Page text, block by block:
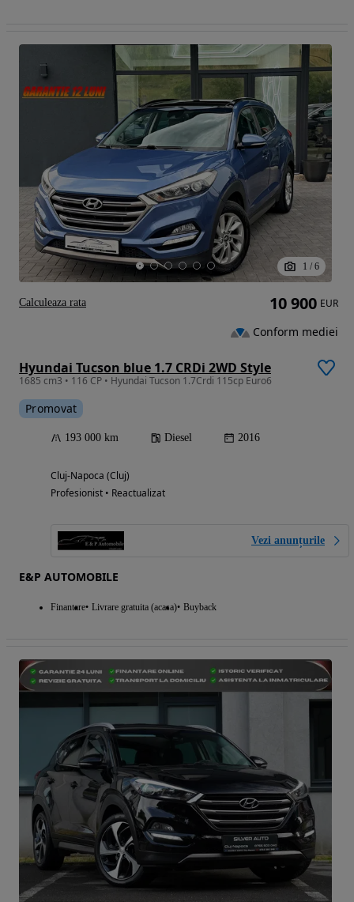
1 / 6
Hyundai Tucson blue 1.7 CRDi 2WD Style
1685 cm3 • 116 CP • Hyundai Tucson 1.7Crdi 115cp Euro6
Promovat
193 000 km Diesel 2016
Cluj-Napoca (Cluj)
Profesionist • Reactualizat
Vezi anunțurile
E&P AUTOMOBILE
Finantare Livrare gratuita (acasa) Buyback
10 900 EUR
Conform mediei
Calculeaza rata